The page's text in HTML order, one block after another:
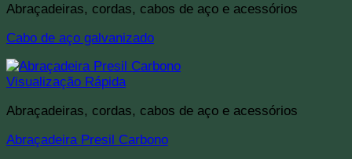
Abraçadeiras, cordas, cabos de aço e acessórios
Cabo de aço galvanizado
Visualização Rápida
Abraçadeiras, cordas, cabos de aço e acessórios
Abraçadeira Presil Carbono